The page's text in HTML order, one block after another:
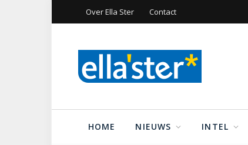
Over Ella Ster Contact
HOME NIEUWS INTEL